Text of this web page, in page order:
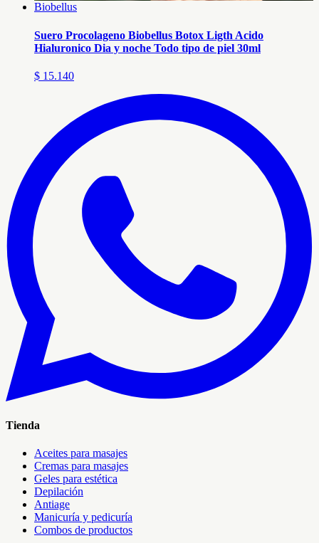
Biobellus
Suero Procolageno Biobellus Botox Ligth Acido
Hialuronico Dia y noche Todo tipo de piel 30ml
$ 15.140
Tienda
Aceites para masajes
Cremas para masajes
Geles para estética
Depilación
Antiage
Manicuría y pedicuría
Combos de productos